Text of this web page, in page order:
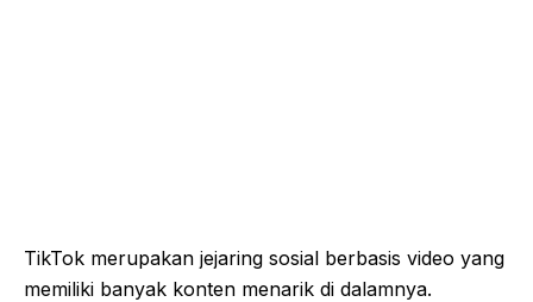
TikTok merupakan jejaring sosial berbasis video yang
memiliki banyak konten menarik di dalamnya.